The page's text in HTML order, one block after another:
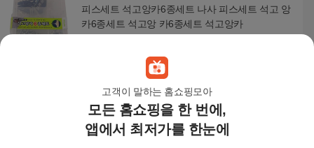
고객이 말하는 홈쇼핑모아
모든 홈쇼핑을 한 번에,
앱에서 최저가를 한눈에
피스세트 석고앙카6종세트 나사 피스세트 석고 앙
카6종세트 석고앙 카6종세트 석고앙카
육각철브러쉬세트 육각 드릴용 드릴브러쉬6종 드
릴철브러쉬 6종
18,020 원